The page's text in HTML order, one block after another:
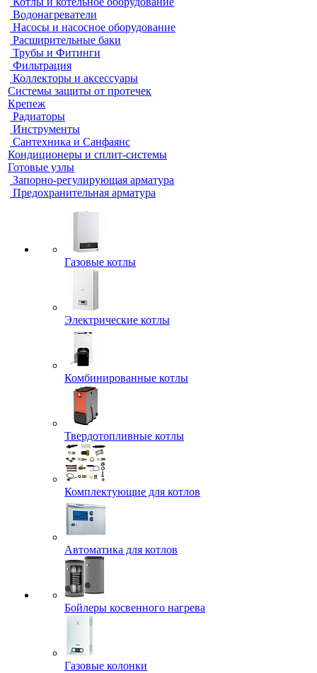
Водонагреватели
Насосы и насосное оборудование
Расширительные баки
Трубы и Фитинги
Фильтрация
Коллекторы и аксессуары
Системы защиты от протечек
Крепеж
Радиаторы
Инструменты
Сантехника и Санфаянс
Кондиционеры и сплит-системы
Готовые узлы
Запорно-регулирующая арматура
Предохранительная арматура
Газовые котлы
Электрические котлы
Комбинированные котлы
Твердотопливные котлы
Комплектующие для котлов
Автоматика для котлов
Бойлеры косвенного нагрева
Газовые колонки